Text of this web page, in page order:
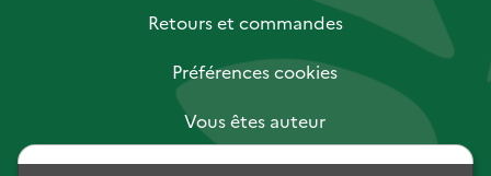
Retours et commandes
Préférences cookies
Vous êtes auteur
Vous êtes libraire